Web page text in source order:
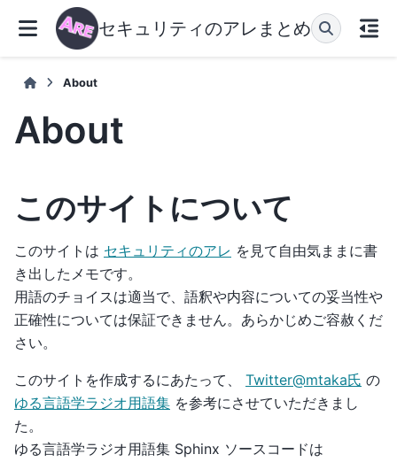
セキュリティのアレまとめ
About
About
このサイトについて
このサイトは セキュリティのアレ を見て自由気ままに書
き出したメモです。
用語のチョイスは適当で、語釈や内容についての妥当性や
正確性については保証できません。あらかじめご容赦くだ
さい。
このサイトを作成するにあたって、 Twitter@mtaka氏 の
ゆる言語学ラジオ用語集 を参考にさせていただきまし
た。
ゆる言語学ラジオ用語集 Sphinx ソースコードは